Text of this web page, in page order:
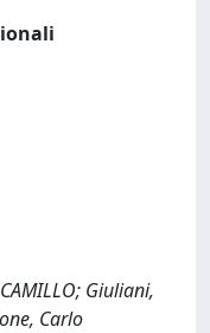
Giuliani,
Carlo